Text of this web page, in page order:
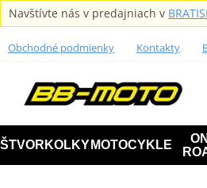
Navštívte nás v predajniach v
Obchodné podmienky Kontakty
ŠTVORKOLKY MOTOCYKLE